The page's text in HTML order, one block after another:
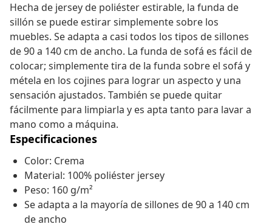
Hecha de jersey de poliéster estirable, la funda de
sillón se puede estirar simplemente sobre los
muebles. Se adapta a casi todos los tipos de sillones
de 90 a 140 cm de ancho. La funda de sofá es fácil de
colocar; simplemente tira de la funda sobre el sofá y
métela en los cojines para lograr un aspecto y una
sensación ajustados. También se puede quitar
fácilmente para limpiarla y es apta tanto para lavar a
mano como a máquina.
Especificaciones
Color: Crema
Material: 100% poliéster jersey
Peso: 160 g/m²
Se adapta a la mayoría de sillones de 90 a 140 cm
de ancho